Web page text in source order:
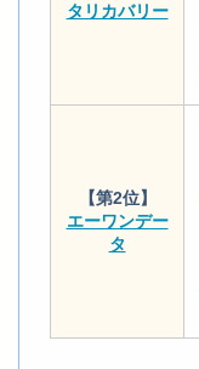
タリカバリー
【第2位】
エーワンデー
タ